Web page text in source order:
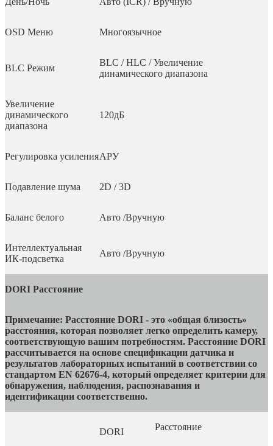
OSD Меню Многоязычное
BLC Режим
BLC / HLC / Увеличение
динамического диапазона
Увеличение
динамического
диапазона
120дБ
Регулировка усиленияАРУ
Подавление шума 2D / 3D
Баланс белого Авто /Вручную
Интеллектуальная
ИК-подсветка
Авто /Вручную
DORI Расстояние
Примечание: Расстояние DORI - это «общая близость»
расстояния, которая позволяет легко определить камеру,
соответствующую вашим потребностям. Расстояние DORI
рассчитывается на основе спецификации датчика и
результатов лабораторных испытаний в соответствии со
стандартом EN 62676-4, который определяет критерии для
обнаружения, наблюдения, распознавания и
идентификации соответственно.
DORI
Расстояние